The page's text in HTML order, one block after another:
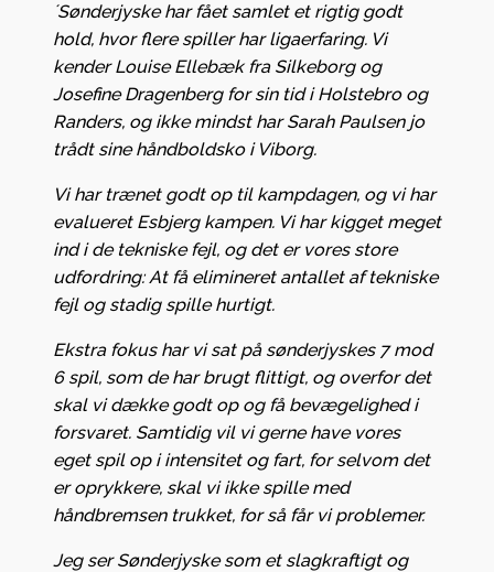
´Sønderjyske har fået samlet et rigtig godt
hold, hvor flere spiller har ligaerfaring. Vi
kender Louise Ellebæk fra Silkeborg og
Josefine Dragenberg for sin tid i Holstebro og
Randers, og ikke mindst har Sarah Paulsen jo
trådt sine håndboldsko i Viborg.
Vi har trænet godt op til kampdagen, og vi har
evalueret Esbjerg kampen. Vi har kigget meget
ind i de tekniske fejl, og det er vores store
udfordring: At få elimineret antallet af tekniske
fejl og stadig spille hurtigt.
Ekstra fokus har vi sat på sønderjyskes 7 mod
6 spil, som de har brugt flittigt, og overfor det
skal vi dække godt op og få bevægelighed i
forsvaret. Samtidig vil vi gerne have vores
eget spil op i intensitet og fart, for selvom det
er oprykkere, skal vi ikke spille med
håndbremsen trukket, for så får vi problemer.
Jeg ser Sønderjyske som et slagkraftigt og